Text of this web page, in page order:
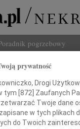
pogrzebowy
Prym
prywatność
Drogi
tym [872] Zaufanych
Twoje dane
w tych plikach
do Twoich